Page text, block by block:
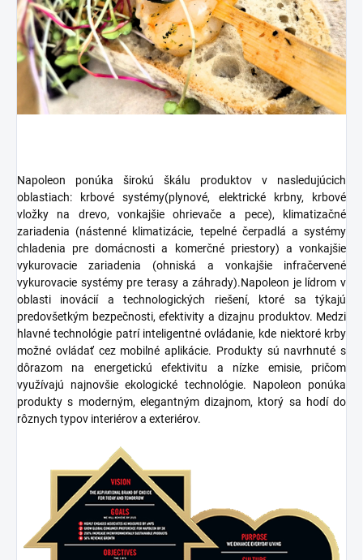
Napoleon ponúka širokú škálu produktov v nasledujúcich
oblastiach:
krbové systémy(plynové, elektrické krbny, krbové
vložky na drevo, vonkajšie ohrievače a pece),
klimatizačné
zariadenia (nástenné klimatizácie, tepelné čerpadlá a systémy
chladenia pre domácnosti a komerčné priestory) a vonkajšie
vykurovacie zariadenia (ohniská a vonkajšie infračervené
vykurovacie systémy pre terasy a záhrady).Napoleon je lídrom v
oblasti inováciíatechnologických riešení, ktoré sa týkajú
predovšetkým bezpečnosti, efektivity a dizajnu produktov. Medzi
hlavné technológie patrí inteligentné ovládanie, kde niektoré krby
možné ovládať cez mobilné aplikácie. Produkty sú navrhnuté s
dôrazom na energetickú efektivitu a nízke emisie, pričom
využívajú najnovšie ekologické technológie. Napoleon ponúka
produkty s moderným, elegantným dizajnom, ktorý sa hodí do
rôznych typov interiérov a exteriérov.